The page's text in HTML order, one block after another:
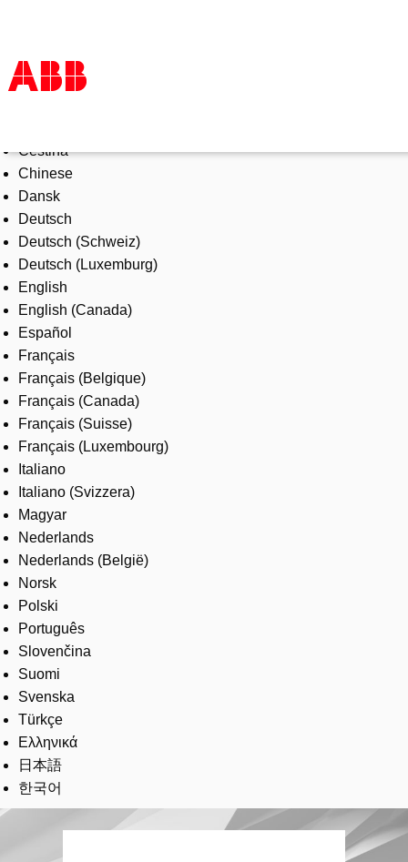
Products & Solutions
Industries
Services
About us
Where to buy
Contact us
Careers
Čeština
Chinese
Dansk
Deutsch
Deutsch (Schweiz)
Deutsch (Luxemburg)
English
English (Canada)
Español
Français
Français (Belgique)
Français (Canada)
Français (Suisse)
Français (Luxembourg)
Italiano
Italiano (Svizzera)
Magyar
Nederlands
Nederlands (België)
Norsk
Polski
Português
Slovenčina
Suomi
Svenska
Türkçe
Ελληνικά
日本語
한국어